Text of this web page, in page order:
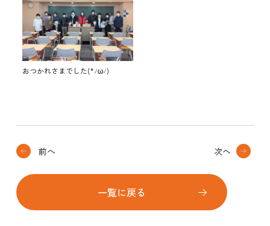
おつかれさまでした(*ﾉωﾉ)
前へ
一覧に戻る
次へ